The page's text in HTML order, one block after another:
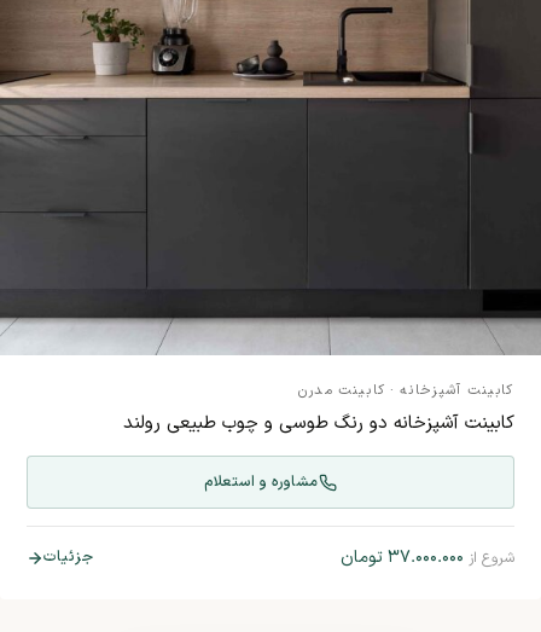
کابینت آشپزخانه· کابینت مدرن
کابینت آشپزخانه دو رنگ طوسی و چوب طبیعی رولند
مشاوره و استعلام
شروع از ۳۷.۰۰۰.۰۰۰ تومان جزئیات